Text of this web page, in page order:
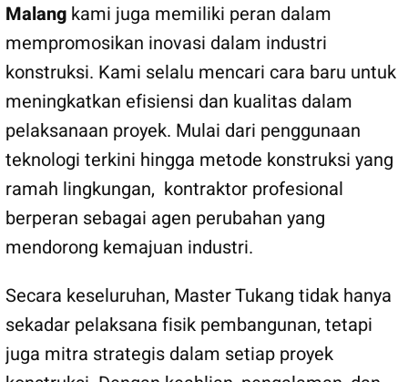
Malang kami juga memiliki peran dalam
mempromosikan inovasi dalam industri
konstruksi. Kami selalu mencari cara baru untuk
meningkatkan efisiensi dan kualitas dalam
pelaksanaan proyek. Mulai dari penggunaan
teknologi terkini hingga metode konstruksi yang
ramah lingkungan, kontraktor profesional
berperan sebagai agen perubahan yang
mendorong kemajuan industri.
Secara keseluruhan, Master Tukang tidak hanya
sekadar pelaksana fisik pembangunan, tetapi
juga mitra strategis dalam setiap proyek